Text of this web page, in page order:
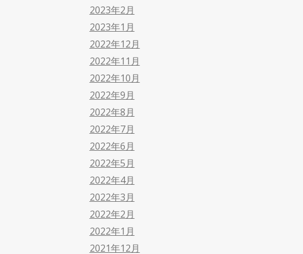
2023年2月
2023年1月
2022年12月
2022年11月
2022年10月
2022年9月
2022年8月
2022年7月
2022年6月
2022年5月
2022年4月
2022年3月
2022年2月
2022年1月
2021年12月